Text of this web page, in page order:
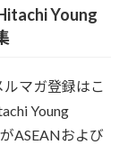
Young
マガ登録はこ
Young
ASEANおよび